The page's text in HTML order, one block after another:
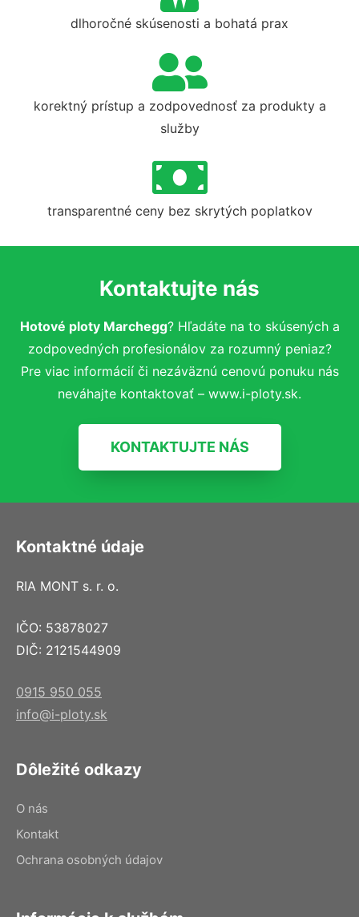
dlhoročné skúsenosti a bohatá prax
korektný prístup a zodpovednosť za produkty a
služby
transparentné ceny bez skrytých poplatkov
Kontaktujte nás
Hotové ploty Marchegg? Hľadáte na to skúsených a
zodpovedných profesionálov za rozumný peniaz?
Pre viac informácií či nezáväznú cenovú ponuku nás
neváhajte kontaktovať – www.i-ploty.sk.
KONTAKTUJTE NÁS
Kontaktné údaje
RIA MONT s. r. o.
IČO: 53878027
DIČ: 2121544909
0915 950 055
info@i-ploty.sk
Dôležité odkazy
O nás
Kontakt
Ochrana osobných údajov